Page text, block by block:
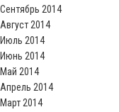
Сентябрь 2014
Август 2014
Июль 2014
Июнь 2014
Май 2014
Апрель 2014
Март 2014